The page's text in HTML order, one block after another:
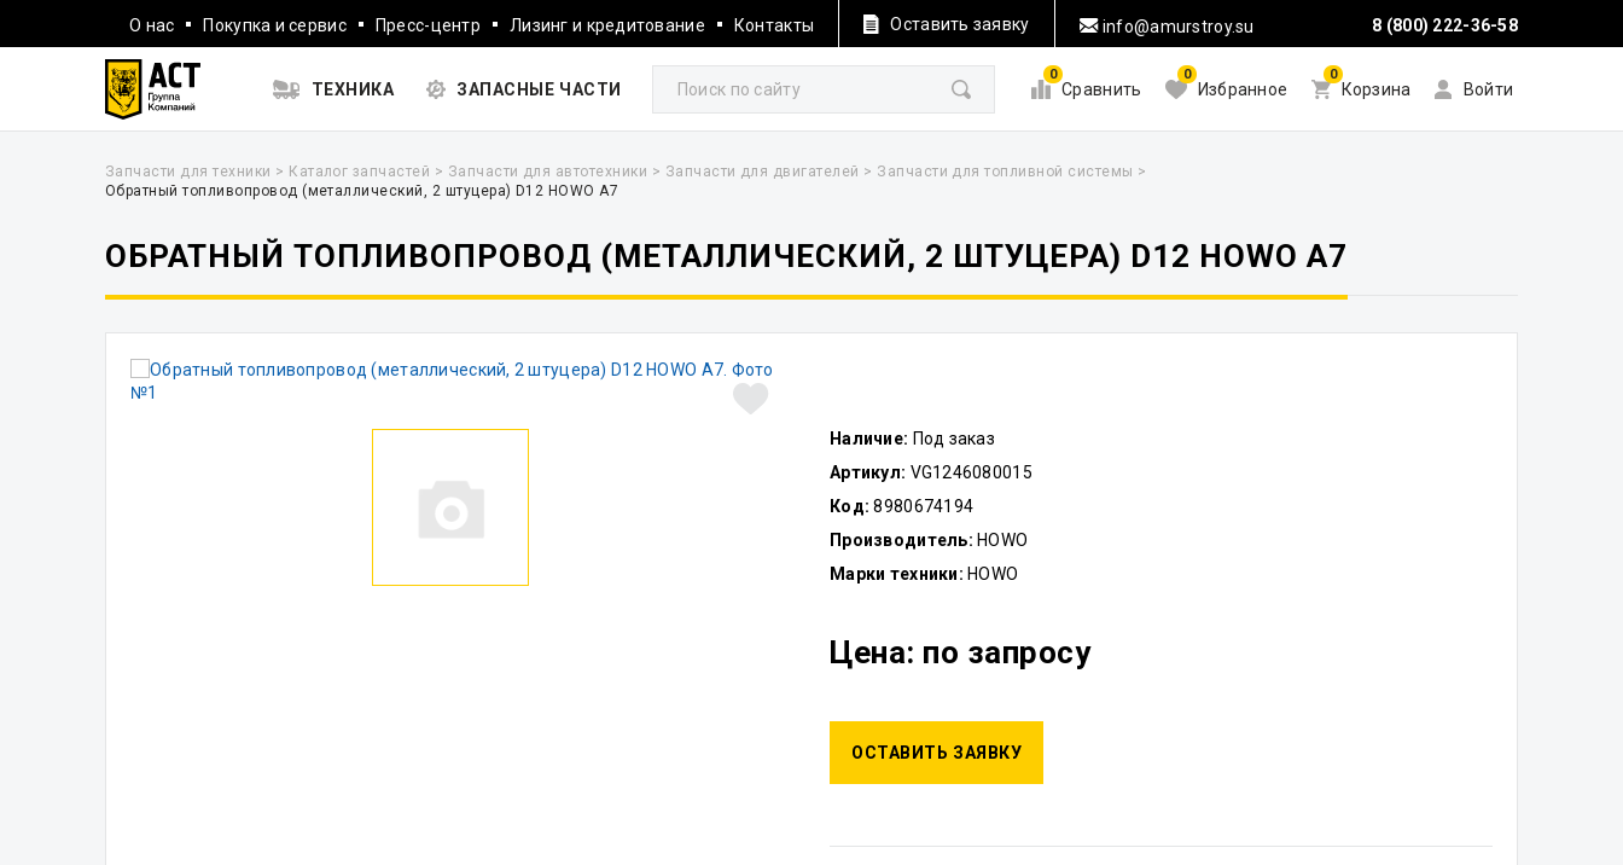
О нас Покупка и сервис Пресс-центр Лизинг и кредитование Контакты Оставить заявку info@amurstroy.su 8 (800) 222-36-58
ТЕХНИКА ЗАПАСНЫЕ ЧАСТИ
0
Сравнить
0
Избранное
0
Корзина Войти
Запчасти для техники > Каталог запчастей > Запчасти для автотехники > Запчасти для двигателей > Запчасти для топливной системы >
Обратный топливопровод (металлический, 2 штуцера) D12 HOWO A7
ОБРАТНЫЙ ТОПЛИВОПРОВОД (МЕТАЛЛИЧЕСКИЙ, 2 ШТУЦЕРА) D12 HOWO A7
Наличие: Под заказ
Артикул: VG1246080015
Код: 8980674194
Производитель: HOWO
Марки техники: HOWO
Цена: по запросу
ОСТАВИТЬ ЗАЯВКУ